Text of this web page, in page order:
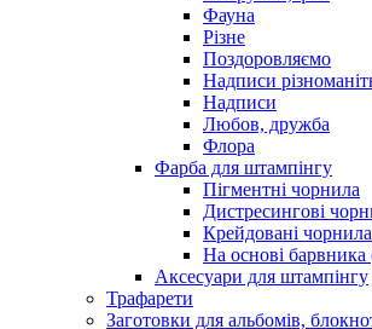
Фауна
Різне
Поздоровляємо
Надписи
Надписи
Любов, дружба
Флора
Фарба для штампінгу
Пігментні чорнила
Дистресингові
Крейдовані чорнила
На основі
Аксесуари для штампінгу
Трафарети
Заготовки для альбомів,